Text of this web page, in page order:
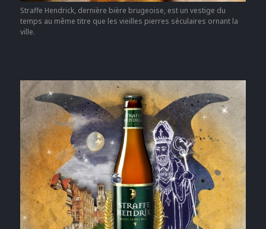
Straffe Hendrick, dernière bière brugeoise, est un vestige du
temps au même titre que les vieilles pierres séculaires ornant la
ville.